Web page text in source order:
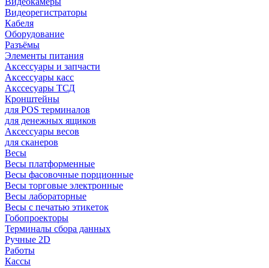
Видеорегистраторы
Кабеля
Оборудование
Разъёмы
Элементы питания
Аксессуары и запчасти
Аксессуары касс
Акссесуары ТСД
Кронштейны
для POS терминалов
для денежных ящиков
Аксессуары весов
для сканеров
Весы
Весы платформенные
Весы фасовочные порционные
Весы торговые электронные
Весы лабораторные
Весы с печатью этикеток
Гобопроекторы
Терминалы сбора данных
Ручные 2D
Работы
Кассы